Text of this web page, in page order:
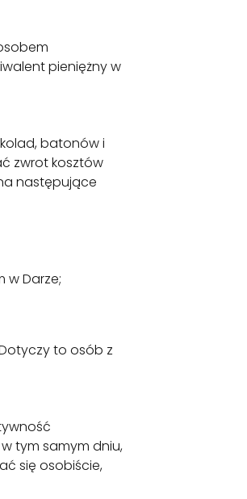
pieniężny w
batonów i
zwrot kosztów
następujące
w Darze;
to osób z
tym samym dniu,
się osobiście,